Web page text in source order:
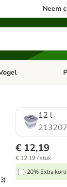
Neem
dieren
categorie menu:
3)
12 l
€ 12,19
€ 12,19 / stuk
-20% Extra